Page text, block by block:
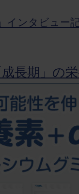
インタビュー
長期」の